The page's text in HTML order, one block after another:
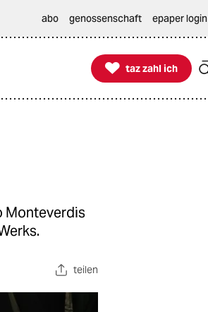
abo genossenschaft epaper login

taz zahl ich
taz zahl ich
Monteverdis
teilen